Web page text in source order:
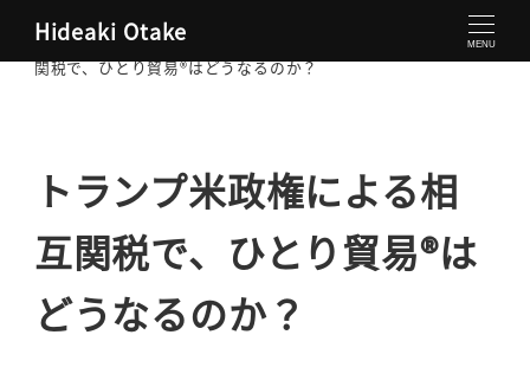
Hideaki Otake MENU
大竹秀明 公式サイト
トランプ米政権による相互
関税で、ひとり貿易®はどうなるのか？
トランプ米政権による相
互関税で、ひとり貿易®は
どうなるのか？